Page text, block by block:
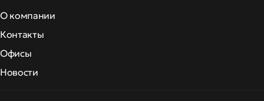
О компании
Контакты
Офисы
Новости